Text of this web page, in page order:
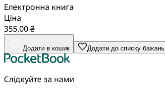
Електронна книга
Ціна
355,00 ₴
Додати в кошик Додати до списку бажань
Слідкуйте за нами